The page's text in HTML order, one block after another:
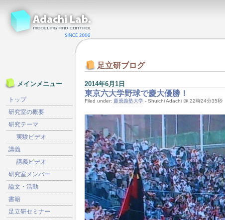
足立研ブログ
2014年6月1日
東京六大学野球で慶大優勝！
Filed under: 慶應義塾大学 - Shuichi Adachi @ 22時24分35秒
メインメニュー
トップ
研究室の概要
研究テーマ
実験ビデオ
講義
講義ビデオ
研究室メンバー
論文・活動
書籍
足立研セミナー